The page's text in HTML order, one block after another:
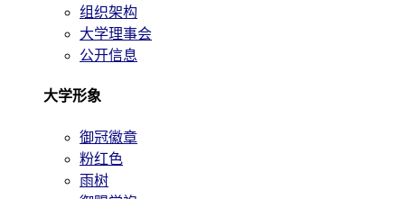
组织架构
大学理事会
公开信息
大学形象
御冠徽章
粉红色
雨树